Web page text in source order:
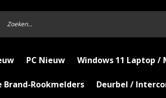
PC Nieuw Windows 11 Laptop /
Brand-Rookmelders Deurbel /